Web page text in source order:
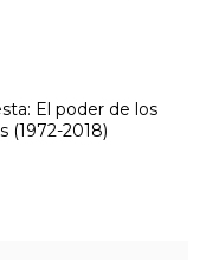
El poder de los
(1972-2018)